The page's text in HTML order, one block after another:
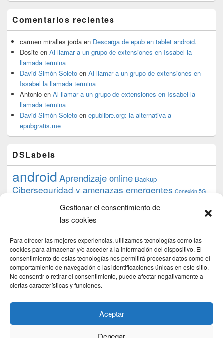
Gestionar el consentimiento de
las cookies
Para ofrecer las mejores experiencias, utilizamos tecnologías como las
cookies para almacenar y/o acceder a la información del dispositivo. El
consentimiento de estas tecnologías nos permitirá procesar datos como el
comportamiento de navegación o las identificaciones únicas en este sitio.
No consentir o retirar el consentimiento, puede afectar negativamente a
ciertas características y funciones.
Aceptar
Denegar
Comentarios recientes
carmen miralles jorda en Descarga de epub en tablet android.
Dosite en Al llamar a un grupo de extensiones en Issabel la
llamada termina
David Simón Soleto en Al llamar a un grupo de extensiones en
Issabel la llamada termina
Antonio en Al llamar a un grupo de extensiones en Issabel la
llamada termina
David Simón Soleto en epublibre.org: la alternativa a
epubgratis.me
DSLabels
androidAprendizaje online Backup
Ciberseguridad y amenazas emergentes Conexión 5G
datos debian desarrollo web
Formación Google
iphone
proyecto PS4 python Raspberryraspberrypi
raspbian review Servidor Web Sostenibilidad
tecnológicaTecnología torrent
transmissiontutorial ubuntu server Windows